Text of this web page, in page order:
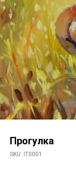
Прогулка
SKU: IT0001